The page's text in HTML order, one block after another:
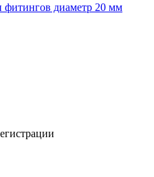
фитингов диаметр 20 мм